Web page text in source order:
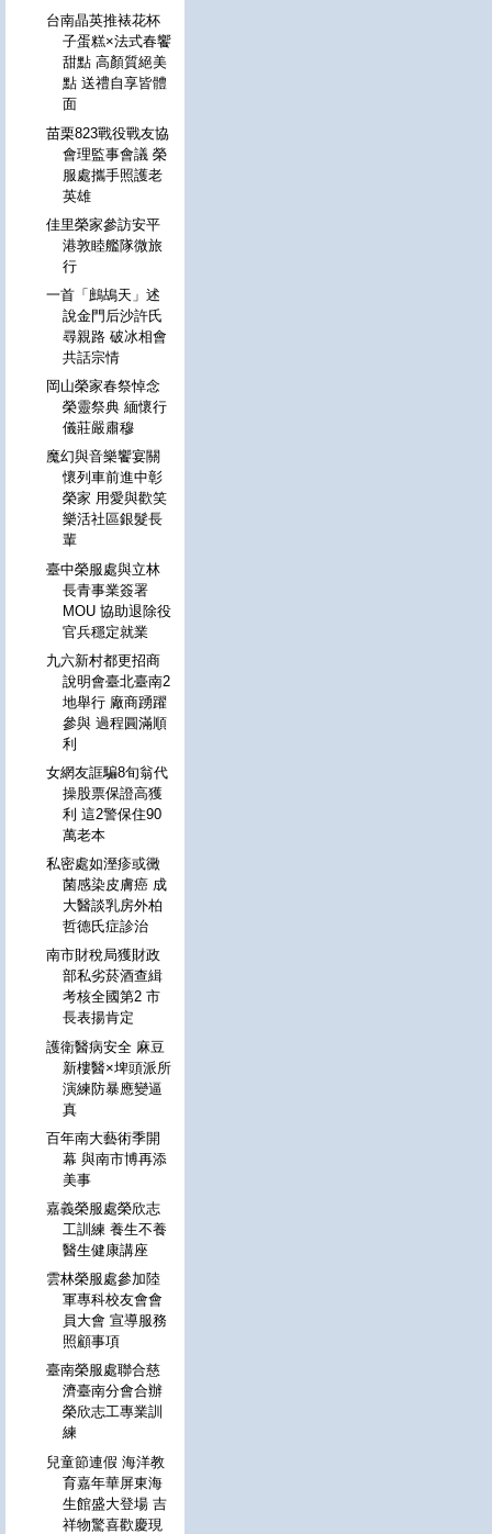
台南晶英推裱花杯
子蛋糕×法式春饗
甜點 高顏質絕美
點 送禮自享皆體
面
苗栗823戰役戰友協
會理監事會議 榮
服處攜手照護老
英雄
佳里榮家參訪安平
港敦睦艦隊微旅
行
一首「鷓鴣天」述
說金門后沙許氏
尋親路 破冰相會
共話宗情
岡山榮家春祭悼念
榮靈祭典 緬懷行
儀莊嚴肅穆
魔幻與音樂饗宴關
懷列車前進中彰
榮家 用愛與歡笑
樂活社區銀髮長
輩
臺中榮服處與立林
長青事業簽署
MOU 協助退除役
官兵穩定就業
九六新村都更招商
說明會臺北臺南2
地舉行 廠商踴躍
參與 過程圓滿順
利
女網友誆騙8旬翁代
操股票保證高獲
利 這2警保住90
萬老本
私密處如溼疹或黴
菌感染皮膚癌 成
大醫談乳房外柏
哲德氏症診治
南市財稅局獲財政
部私劣菸酒查緝
考核全國第2 市
長表揚肯定
護衛醫病安全 麻豆
新樓醫×埤頭派所
演練防暴應變逼
真
百年南大藝術季開
幕 與南市博再添
美事
嘉義榮服處榮欣志
工訓練 養生不養
醫生健康講座
雲林榮服處參加陸
軍專科校友會會
員大會 宣導服務
照顧事項
臺南榮服處聯合慈
濟臺南分會合辦
榮欣志工專業訓
練
兒童節連假 海洋教
育嘉年華屏東海
生館盛大登場 吉
祥物驚喜歡慶現